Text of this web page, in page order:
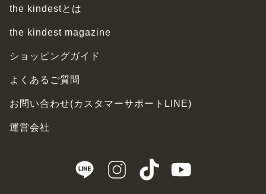
the kindestとは
the kindest magazine
ショッピングガイド
よくあるご質問
お問い合わせ(カスタマーサポートLINE)
運営会社